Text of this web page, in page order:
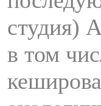
студия)
в том